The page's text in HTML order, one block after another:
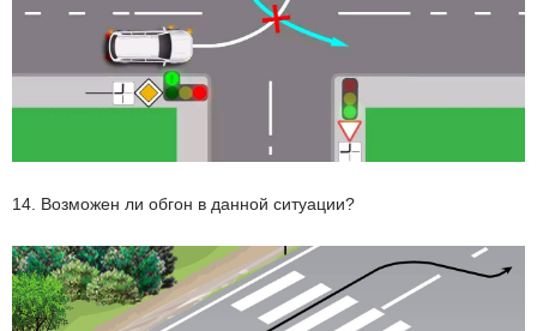
14. Возможен ли обгон в данной ситуации?